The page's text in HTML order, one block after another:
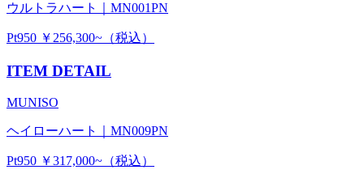
ウルトラハート｜MN001PN
Pt950 ￥256,300~（税込）
ITEM DETAIL
MUNISO
ヘイローハート｜MN009PN
Pt950 ￥317,000~（税込）